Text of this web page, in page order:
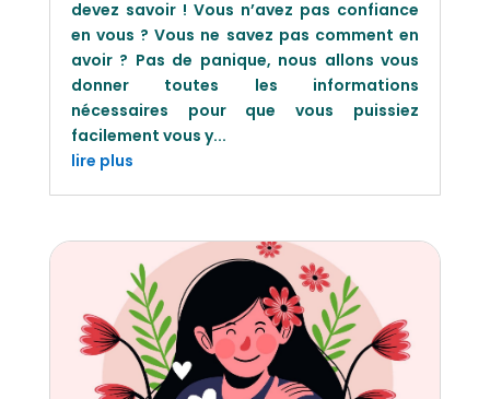
devez savoir ! Vous n’avez pas confiance
en vous ? Vous ne savez pas comment en
avoir ? Pas de panique, nous allons vous
donner toutes les informations
nécessaires pour que vous puissiez
facilement vous y...
lire plus